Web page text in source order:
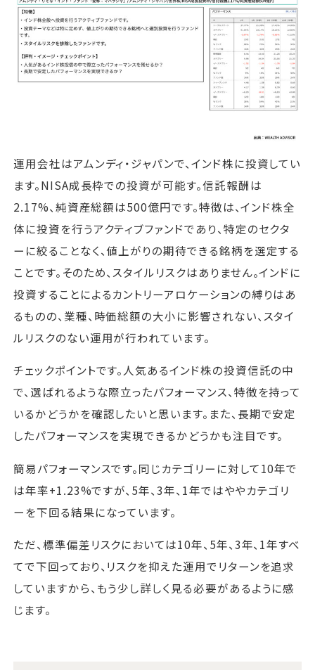
運用会社はアムンディ・ジャパンで、インド株に投資してい
ます。NISA成長枠での投資が可能す。信託報酬は
2.17%、純資産総額は500億円です。特徴は、インド株全
体に投資を行うアクティブファンドであり、特定のセクタ
ーに絞ることなく、値上がりの期待できる銘柄を選定する
ことです。そのため、スタイルリスクはありません。インドに
投資することによるカントリーアロケーションの縛りはあ
るものの、業種、時価総額の大小に影響されない、スタイ
ルリスクのない運用が行われています。
チェックポイントです。人気あるインド株の投資信託の中
で、選ばれるような際立ったパフォーマンス、特徴を持って
いるかどうかを確認したいと思います。また、長期で安定
したパフォーマンスを実現できるかどうかも注目です。
簡易パフォーマンスです。同じカテゴリーに対して10年で
は年率+1.23%ですが、5年、3年、1年ではややカテゴリ
ーを下回る結果になっています。
ただ、標準偏差リスクにおいては10年、5年、3年、1年すべ
てで下回っており、リスクを抑えた運用でリターンを追求
していますから、もう少し詳しく見る必要があるように感
じます。